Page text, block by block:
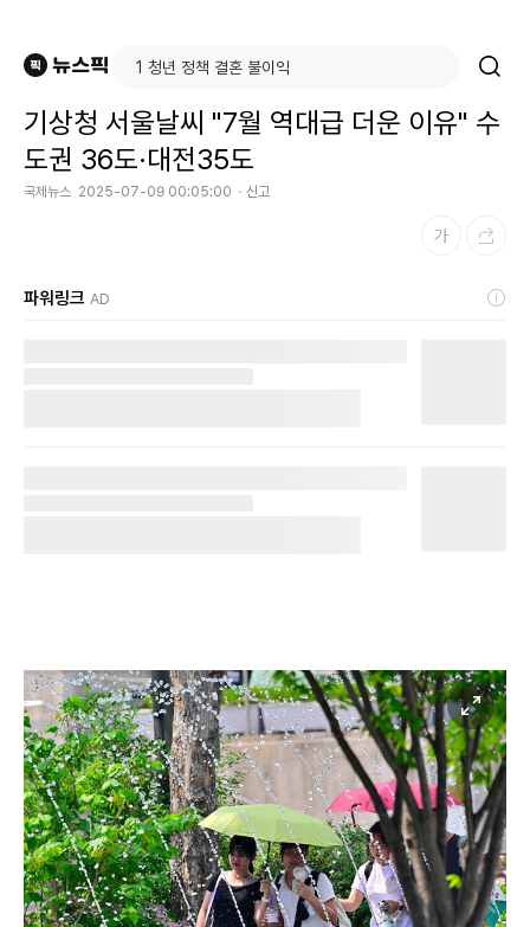
기상청 서울날씨 "7월 역대급 더운 이유" 수
도권 36도·대전35도
국제뉴스 2025-07-09 00:05:00 신고
파워링크 AD